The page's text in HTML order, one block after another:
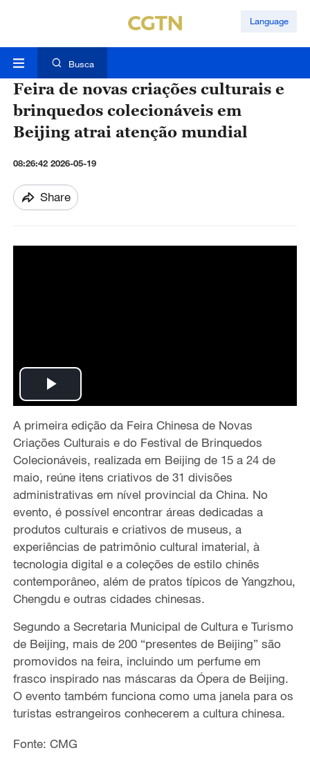
Language
Busca
Feira de novas criações culturais e
brinquedos colecionáveis em
Beijing atrai atenção mundial
08:26:42 2026-05-19
Share
P
l
a
y
V
i
d
e
o
A primeira edição da Feira Chinesa de Novas
Criações Culturais e do Festival de Brinquedos
Colecionáveis, realizada em Beijing de 15 a 24 de
maio, reúne itens criativos de 31 divisões
administrativas em nível provincial da China. No
evento, é possível encontrar áreas dedicadas a
produtos culturais e criativos de museus, a
experiências de patrimônio cultural imaterial, à
tecnologia digital e a coleções de estilo chinês
contemporâneo, além de pratos típicos de Yangzhou,
Chengdu e outras cidades chinesas.
Segundo a Secretaria Municipal de Cultura e Turismo
de Beijing, mais de 200 “presentes de Beijing” são
promovidos na feira, incluindo um perfume em
frasco inspirado nas máscaras da Ópera de Beijing.
O evento também funciona como uma janela para os
turistas estrangeiros conhecerem a cultura chinesa.
Fonte: CMG